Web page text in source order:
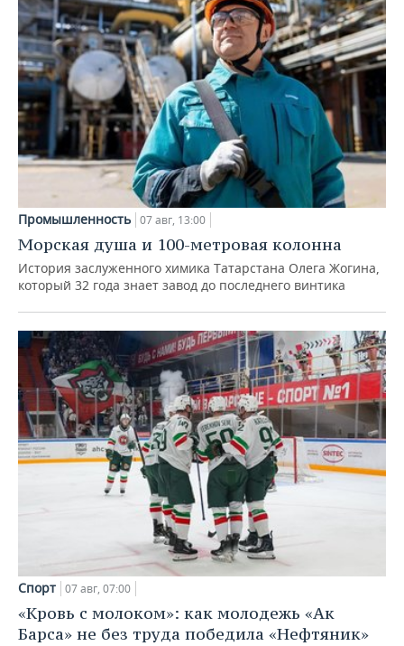
Промышленность 07 авг, 13:00
Морская душа и 100-метровая колонна
История заслуженного химика Татарстана Олега Жогина,
который 32 года знает завод до последнего винтика
Спорт 07 авг, 07:00
«Кровь с молоком»: как молодежь «Ак
Барса» не без труда победила «Нефтяник»